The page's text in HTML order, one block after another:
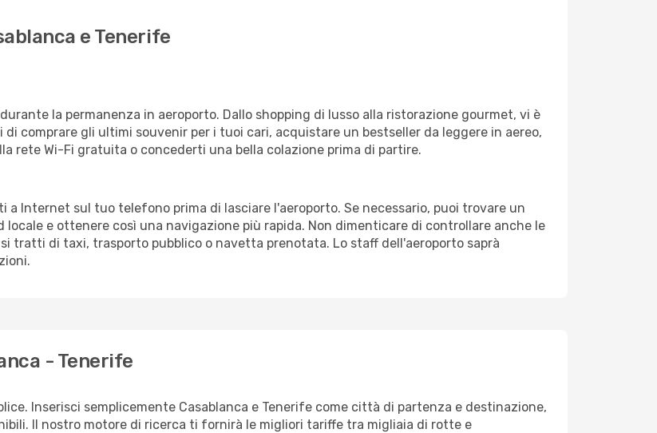
e Tenerife
la permanenza in aeroporto. Dallo shopping di lusso alla ristorazione gourmet, vi è
comprare gli ultimi souvenir per i tuoi cari, acquistare un bestseller da leggere in aereo,
rete Wi-Fi gratuita o concederti una bella colazione prima di partire.
Internet sul tuo telefono prima di lasciare l'aeroporto. Se necessario, puoi trovare un
locale e ottenere così una navigazione più rapida. Non dimenticare di controllare anche le
tratti di taxi, trasporto pubblico o navetta prenotata. Lo staff dell'aeroporto saprà
- Tenerife
Inserisci semplicemente Casablanca e Tenerife come città di partenza e destinazione,
Il nostro motore di ricerca ti fornirà le migliori tariffe tra migliaia di rotte e